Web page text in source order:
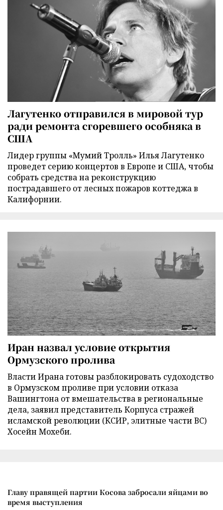
Лагутенко отправился в мировой тур
ради ремонта сгоревшего особняка в
США
Лидер группы «Мумий Тролль» Илья Лагутенко
проведет серию концертов в Европе и США, чтобы
собрать средства на реконструкцию
пострадавшего от лесных пожаров коттеджа в
Калифорнии.
Иран назвал условие открытия
Ормузского пролива
Власти Ирана готовы разблокировать судоходство
в Ормузском проливе при условии отказа
Вашингтона от вмешательства в региональные
дела, заявил представитель Корпуса стражей
исламской революции (КСИР, элитные части ВС)
Хосейн Мохеби.
Главу правящей партии Косова забросали яйцами во
время выступления